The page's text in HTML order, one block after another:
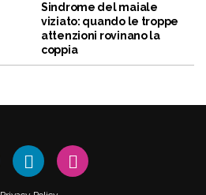
Sindrome del maiale
viziato: quando le troppe
attenzioni rovinano la
coppia